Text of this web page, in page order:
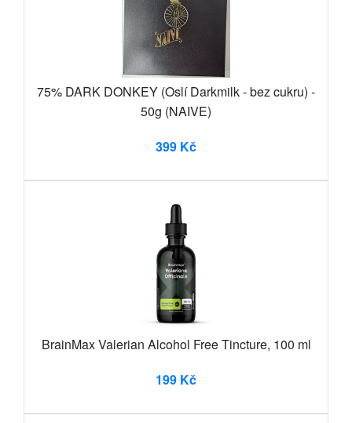
75% DARK DONKEY (Oslí Darkmilk - bez cukru) -
50g (NAIVE)
399 Kč
BrainMax Valerian Alcohol Free Tincture, 100 ml
199 Kč